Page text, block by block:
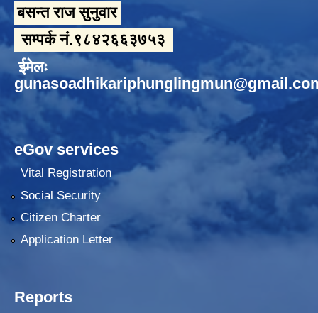
बसन्त राज सुनुवार
सम्पर्क नं.९८४२६६३७५३
ईमेलः
eGov services
Vital Registration
Social Security
Citizen Charter
Application Letter
Reports